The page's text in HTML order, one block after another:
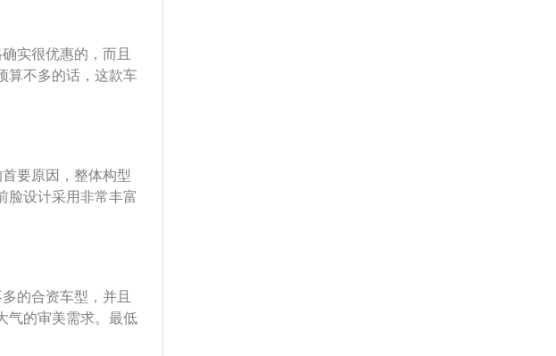
，对于普通的工薪上
实很优惠的，而且
算不多的话，这款车
感觉，利息想的空
宜一些，对于普通的
要原因，整体构型
脸设计采用非常丰富
都市的魅力。外观
很容易误触，影响
把旁边及中控台周
致享，起亚焕
提的是\"起亚焕驰20
列4缸自然吸气动力
的合资车型，并且
气的审美需求。最低
有诱惑力的价格；